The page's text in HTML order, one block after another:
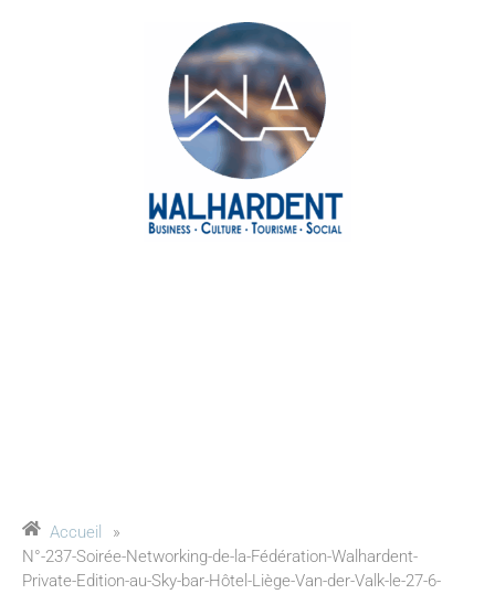
Accueil
»
N°-237-Soirée-Networking-de-la-Fédération-Walhardent-
Private-Edition-au-Sky-bar-Hôtel-Liège-Van-der-Valk-le-27-6-